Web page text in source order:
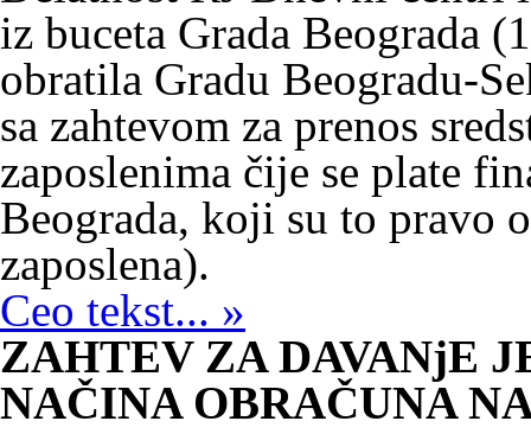
iz buceta Grada Beograda
obratila Gradu Beogradu-
sa zahtevom za prenos
zaposlenima čije se plate
Beograda, koji su to pravo
zaposlena).
Ceo tekst... »
ZAHTEV ZA DAVANjE
NAČINA OBRAČUNA